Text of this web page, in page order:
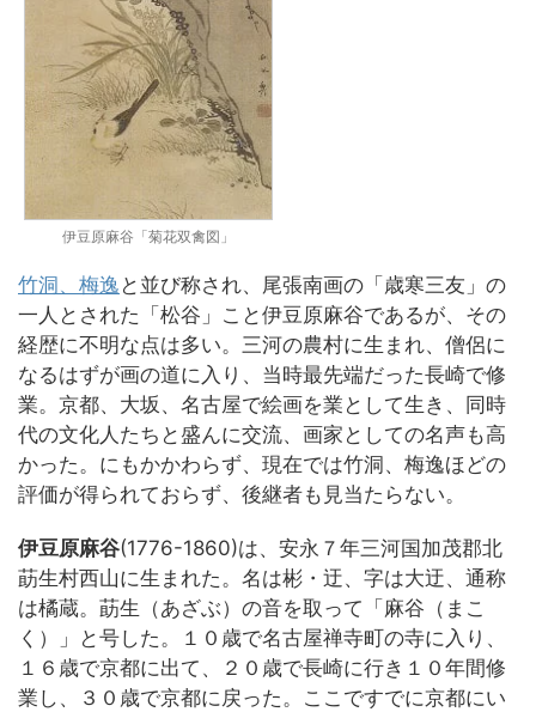
伊豆原麻谷「菊花双禽図」
竹洞、梅逸 と並び称され、尾張南画の「歳寒三友」の
一人とされた「松谷」こと伊豆原麻谷であるが、その
経歴に不明な点は多い。三河の農村に生まれ、僧侶に
なるはずが画の道に入り、当時最先端だった長崎で修
業。京都、大坂、名古屋で絵画を業として生き、同時
代の文化人たちと盛んに交流、画家としての名声も高
かった。にもかかわらず、現在では竹洞、梅逸ほどの
評価が得られておらず、後継者も見当たらない。
伊豆原麻谷(1776-1860)は、安永７年三河国加茂郡北
莇生村西山に生まれた。名は彬・迂、字は大迂、通称
は橘蔵。莇生（あざぶ）の音を取って「麻谷（まこ
く）」と号した。１０歳で名古屋禅寺町の寺に入り、
１６歳で京都に出て、２０歳で長崎に行き１０年間修
業し、３０歳で京都に戻った。ここですでに京都にい